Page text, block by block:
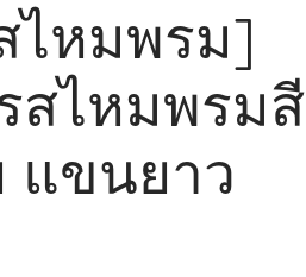
ไหมพรม]
สไหมพรมสี
แขนยาว